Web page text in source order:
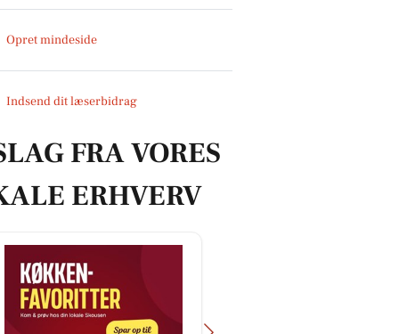
Opret mindeside
Indsend dit læserbidrag
FRA VORES
ERHVERV